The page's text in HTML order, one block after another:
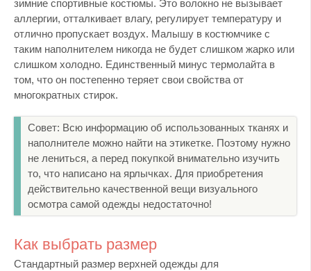
зимние спортивные костюмы. Это волокно не вызывает
аллергии, отталкивает влагу, регулирует температуру и
отлично пропускает воздух. Малышу в костюмчике с
таким наполнителем никогда не будет слишком жарко или
слишком холодно. Единственный минус термолайта в
том, что он постепенно теряет свои свойства от
многократных стирок.
Совет: Всю информацию об использованных тканях и
наполнителе можно найти на этикетке. Поэтому нужно
не лениться, а перед покупкой внимательно изучить
то, что написано на ярлычках. Для приобретения
действительно качественной вещи визуального
осмотра самой одежды недостаточно!
Как выбрать размер
Стандартный размер верхней одежды для